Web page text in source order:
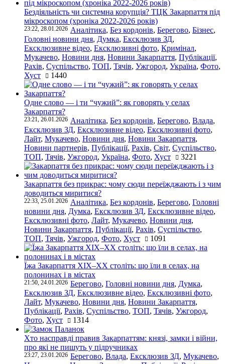
Бездіяльність чи системна корупція? ТЦК Закарпаття під
мікроскопом (хроніка 2022-2026 років)
23:22, 28.01.2026 Аналітика, Без кордонів, Берегово, Бізнес,
Головні новини дня, Думка, Ексклюзив ЗД,
Ексклюзивне відео, Ексклюзивні фото, Кримінал,
Мукачево, Новини дня, Новини Закарпаття, Публікації,
Рахів, Суспільство, ТОП, Тячів, Ужгород, Україна, Фото,
Хуст
1440
Одне слово — і ти “чужий”: як говорять у селах
Закарпаття?
23:21, 26.01.2026 Аналітика, Без кордонів, Берегово, Влада,
Ексклюзив ЗД, Ексклюзивне відео, Ексклюзивні фото,
Лайт, Мукачево, Новини дня, Новини Закарпаття,
Новини партнерів, Публікації, Рахів, Світ, Суспільство,
ТОП, Тячів, Ужгород, Україна, Фото, Хуст 3221
Закарпаття без прикрас: чому сюди переїжджають і з чим
доводиться миритися?
22:33, 25.01.2026 Аналітика, Без кордонів, Берегово, Головні
новини дня, Думка, Ексклюзив ЗД, Ексклюзивне відео,
Ексклюзивні фото, Лайт, Мукачево, Новини дня,
Новини Закарпаття, Публікації, Рахів, Суспільство,
ТОП, Тячів, Ужгород, Фото, Хуст 1091
Їжа Закарпаття ХІХ–ХХ століть: що їли в селах, на
полонинах і в містах
21:50, 24.01.2026 Берегово, Головні новини дня, Думка,
Ексклюзив ЗД, Ексклюзивне відео, Ексклюзивні фото,
Лайт, Мукачево, Новини дня, Новини Закарпаття,
Публікації, Рахів, Суспільство, ТОП, Тячів, Ужгород,
Фото, Хуст 1314
Хто насправді правив Закарпаттям: князі, замки і війни,
про які не пишуть у підручниках
23:27, 23.01.2026 Берегово, Влада, Ексклюзив ЗД, Мукачево,